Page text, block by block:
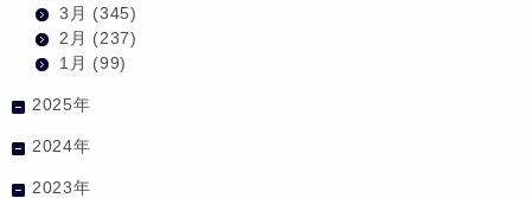
3月 (345)
2月 (237)
1月 (99)
2025年
2024年
2023年